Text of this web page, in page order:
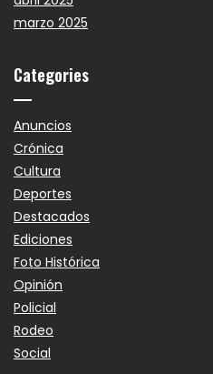
marzo 2025
Categories
Anuncios
Crónica
Cultura
Deportes
Destacados
Ediciones
Foto Histórica
Opinión
Policial
Rodeo
Social